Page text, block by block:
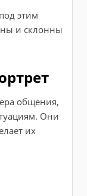
этим
и склонны
общения,
Они
их